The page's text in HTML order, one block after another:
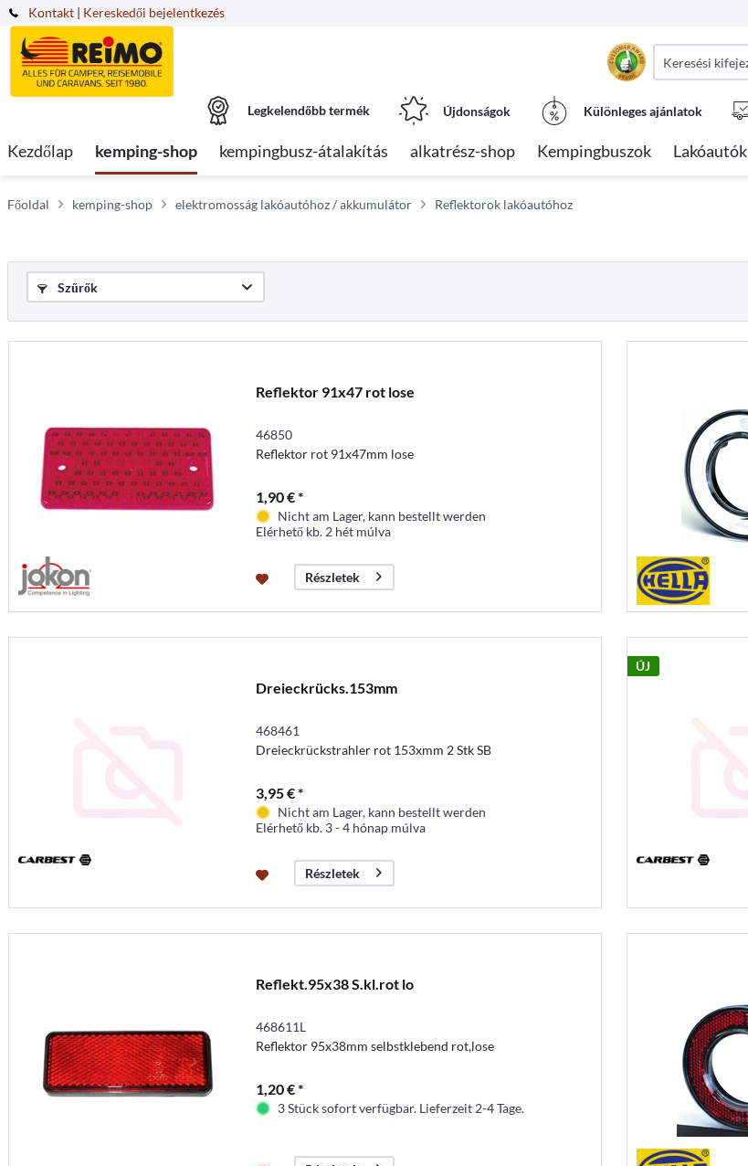
Kontakt | Kereskedői bejelentkezés
Legkelendőbb termék Újdonságok Különleges ajánlatok
Kezdőlap kemping-shop kempingbusz-átalakítás alkatrész-shop Kempingbuszok Lakóautók
Főoldal kemping-shop elektromosság lakóautóhoz / akkumulátor Reflektorok lakóautóhoz
Szűrők
Reflektor 91x47 rot lose
46850
Reflektor rot 91x47mm lose
1,90 € *
Nicht am Lager, kann bestellt werden
Elérhető kb. 2 hét múlva
Részletek
Dreieckrücks.153mm
468461
Dreieckrückstrahler rot 153xmm 2 Stk SB
3,95 € *
Nicht am Lager, kann bestellt werden
Elérhető kb. 3 - 4 hónap múlva
Részletek
ÚJ
Reflekt.95x38 S.kl.rot lo
468611L
Reflektor 95x38mm selbstklebend rot,lose
1,20 € *
3 Stück sofort verfügbar. Lieferzeit 2-4 Tage.